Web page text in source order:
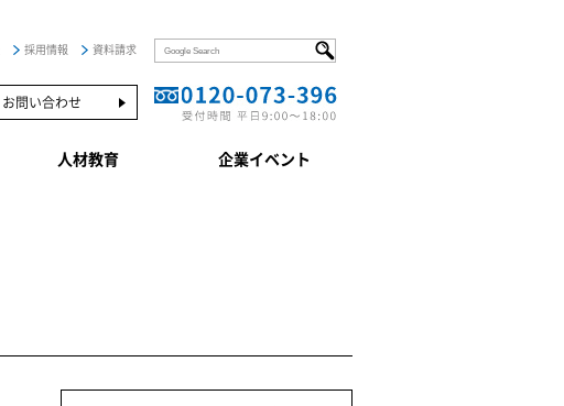
採用情報 資料請求
お問い合わせ
人材教育 企業イベント